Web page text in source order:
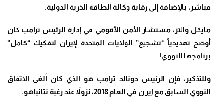
مباشر، بالإضافة إلى رقابة وكالة الطاقة الذرية الدولية.
مايكل والتز، مستشار الأمن الأقومي في إدارة الرئيس ترامب كان
أوضح تهديدياً “تشجيع” الولايات المتحدة لإيران لتفكيك “كامل”
برنامجها النووي!
وللتذكير، فإن الرئيس دونالد ترامب هو الذي كان ألغى الاتفاق
النووي السابق مع إيران في العام 2018، نزولاً عند رغبة نتانياهو
.